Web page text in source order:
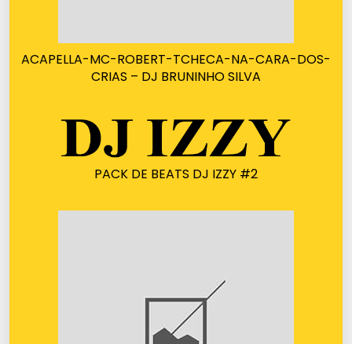
ACAPELLA-MC-ROBERT-TCHECA-NA-CARA-DOS-
CRIAS – DJ BRUNINHO SILVA
PACK DE BEATS DJ IZZY #2